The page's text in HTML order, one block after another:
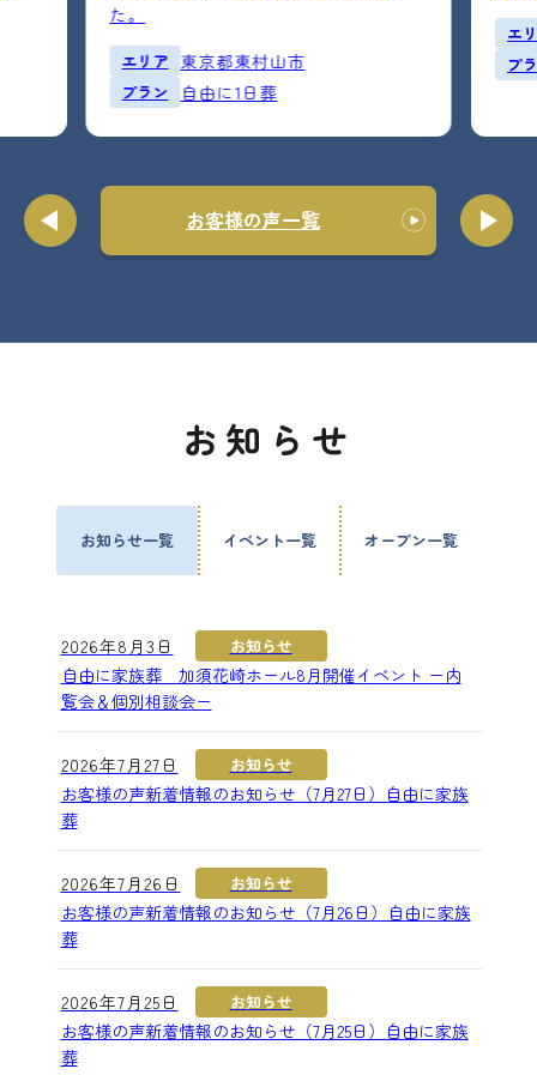
た。
エリア 東京都東村山市
プラン 自由に1日葬
エ
プ
お客様の声一覧
お知らせ
お知らせ一覧 イベント一覧 オープン一覧
2026年8月3日 お知らせ
自由に家族葬 加須花崎ホール8月開催イベント ー内
覧会＆個別相談会ー
2026年7月27日 お知らせ
お客様の声新着情報のお知らせ（7月27日）自由に家族
葬
2026年7月26日 お知らせ
お客様の声新着情報のお知らせ（7月26日）自由に家族
葬
2026年7月25日 お知らせ
お客様の声新着情報のお知らせ（7月25日）自由に家族
葬